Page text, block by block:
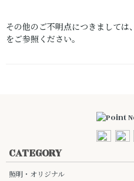
その他のご不明点につきましては、
をご参照ください。
CATEGORY
照明・オリジナル